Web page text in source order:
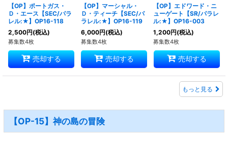
【OP】ポートガス・
Ｄ・エース【SEC/パラ
レル:★】OP16-118
2,500円(税込)
募集数4枚
売却する
【OP】マーシャル・
Ｄ・ティーチ【SEC/パ
ラレル:★】OP16-119
6,000円(税込)
募集数4枚
売却する
【OP】エドワード・ニ
ューゲート【SR/パラレ
ル:★】OP16-003
1,200円(税込)
募集数4枚
売却する
もっと見る
【OP-15】神の島の冒険